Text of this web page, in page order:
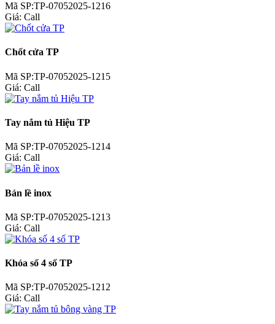
Mã SP:TP-07052025-1216
Giá: Call
Chốt cửa TP
Mã SP:TP-07052025-1215
Giá: Call
Tay nắm tủ Hiệu TP
Mã SP:TP-07052025-1214
Giá: Call
Bản lề inox
Mã SP:TP-07052025-1213
Giá: Call
Khóa số 4 số TP
Mã SP:TP-07052025-1212
Giá: Call